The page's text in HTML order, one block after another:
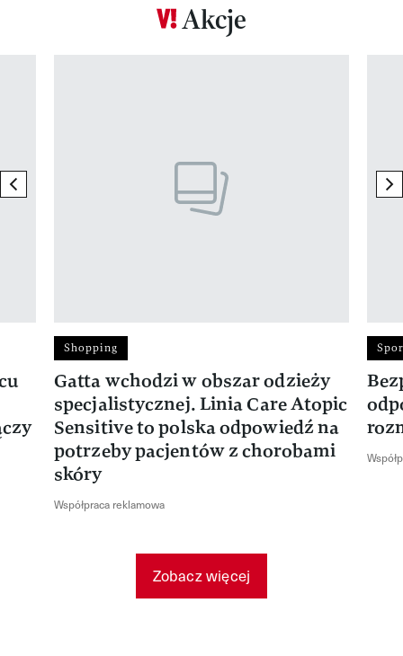
Akcje
previous element
Shopping
Gatta wchodzi w obszar odzieży
specjalistycznej. Linia Care Atopic
Sensitive to polska odpowiedź na
potrzeby pacjentów z chorobami
skóry
Współpraca reklamowa
Zobacz więcej